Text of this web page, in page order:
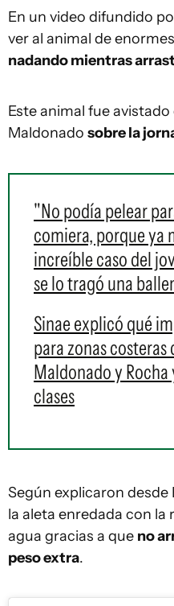
En un video difundido
ver al animal de
nadando mientras
Este animal fue
Maldonado sobre la
"No podía pelear
comiera, porque ya
increíble caso del
se lo tragó una
Sinae explicó qué
para zonas costeras
Maldonado y Rocha
clases
Según explicaron desde
la aleta enredada con la
agua gracias a que no
peso extra.